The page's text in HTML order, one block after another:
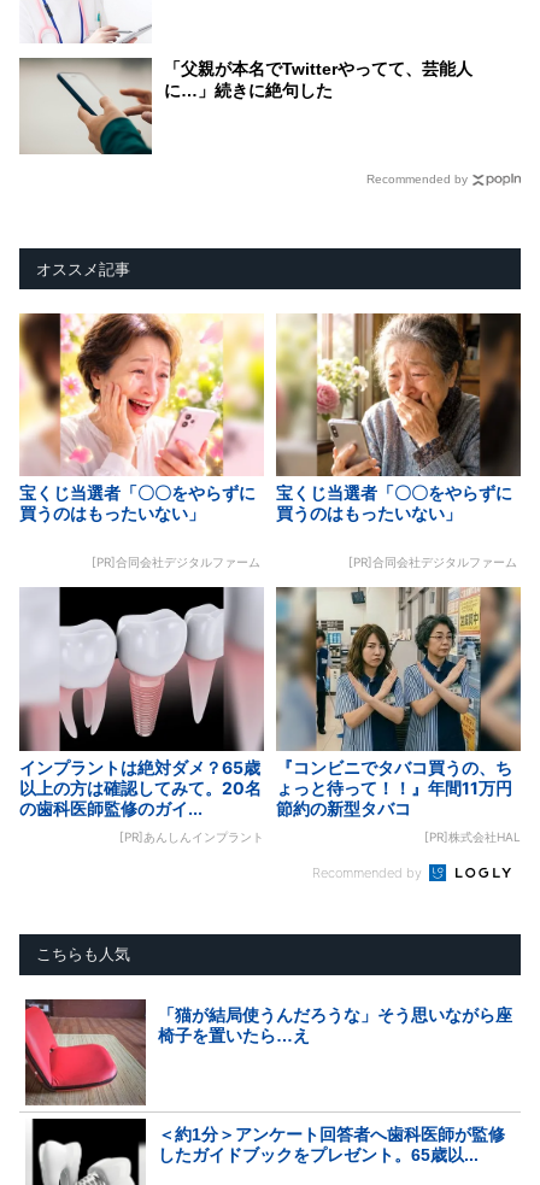
「父親が本名でTwitterやってて、芸能人
に…」続きに絶句した
Recommended by
オススメ記事
宝くじ当選者「〇〇をやらずに
買うのはもったいない」
[PR]合同会社デジタルファーム
宝くじ当選者「〇〇をやらずに
買うのはもったいない」
[PR]合同会社デジタルファーム
インプラントは絶対ダメ？65歳
以上の方は確認してみて。20名
の歯科医師監修のガイ...
[PR]あんしんインプラント
『コンビニでタバコ買うの、ち
ょっと待って！！』年間11万円
節約の新型タバコ
[PR]株式会社HAL
Recommended by
こちらも人気
「猫が結局使うんだろうな」そう思いながら座
椅子を置いたら…え
＜約1分＞アンケート回答者へ歯科医師が監修
したガイドブックをプレゼント。65歳以...